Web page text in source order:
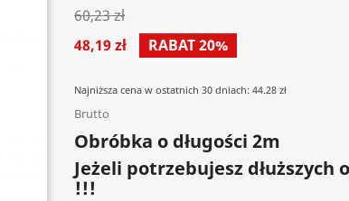
60,23 zł
48,19 zł
RABAT 20%
Najniższa cena w ostatnich 30 dniach: 44.28 zł
Brutto
Obróbka o długości 2m
Jeżeli potrzebujesz
!!!